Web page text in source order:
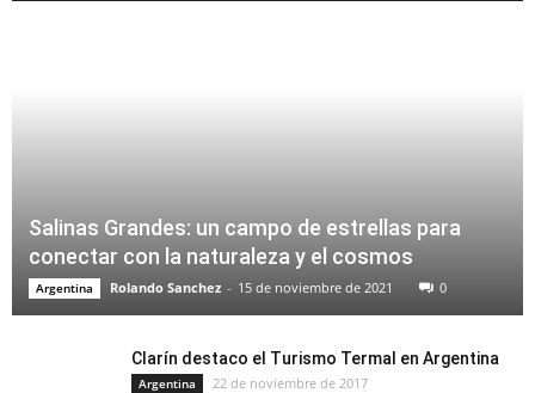
Salinas Grandes: un campo de estrellas para
conectar con la naturaleza y el cosmos
Argentina Rolando Sanchez - 15 de noviembre de 2021 0
Clarín destaco el Turismo Termal en Argentina
Argentina 22 de noviembre de 2017